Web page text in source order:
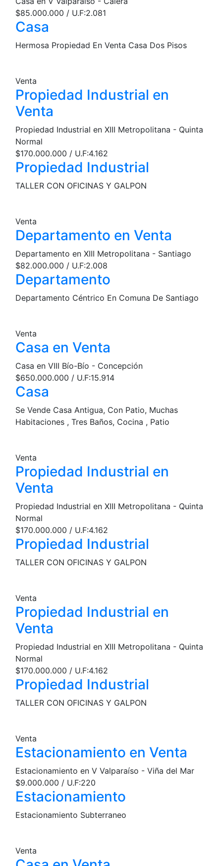
$85.000.000 / U.F:2.081
Casa
Hermosa Propiedad En Venta Casa Dos Pisos
Venta
Propiedad Industrial en
Venta
Propiedad Industrial en XIII Metropolitana - Quinta
Normal
$170.000.000 / U.F:4.162
Propiedad Industrial
TALLER CON OFICINAS Y GALPON
Venta
Departamento en Venta
Departamento en XIII Metropolitana - Santiago
$82.000.000 / U.F:2.008
Departamento
Departamento Céntrico En Comuna De Santiago
Venta
Casa en Venta
Casa en VIII Bío-Bío - Concepción
$650.000.000 / U.F:15.914
Casa
Se Vende Casa Antigua, Con Patio, Muchas
Habitaciones , Tres Baños, Cocina , Patio
Venta
Propiedad Industrial en
Venta
Propiedad Industrial en XIII Metropolitana - Quinta
Normal
$170.000.000 / U.F:4.162
Propiedad Industrial
TALLER CON OFICINAS Y GALPON
Venta
Propiedad Industrial en
Venta
Propiedad Industrial en XIII Metropolitana - Quinta
Normal
$170.000.000 / U.F:4.162
Propiedad Industrial
TALLER CON OFICINAS Y GALPON
Venta
Estacionamiento en Venta
Estacionamiento en V Valparaíso - Viña del Mar
$9.000.000 / U.F:220
Estacionamiento
Estacionamiento Subterraneo
Venta